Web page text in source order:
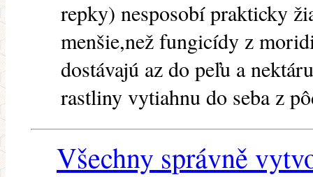
repky) nesposobí prakticky
menšie,než fungicídy z
dostávajú az do peľu a
rastliny vytiahnu do seba z
Všechny správně